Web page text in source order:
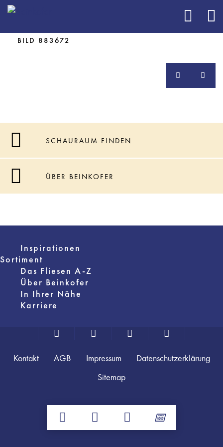
BILD 883672
SCHAURAUM FINDEN
ÜBER BEINKOFER
Inspirationen
Sortiment
Das Fliesen A-Z
Über Beinkofer
In Ihrer Nähe
Karriere
Kontakt AGB Impressum
Datenschutzerklärung
Sitemap